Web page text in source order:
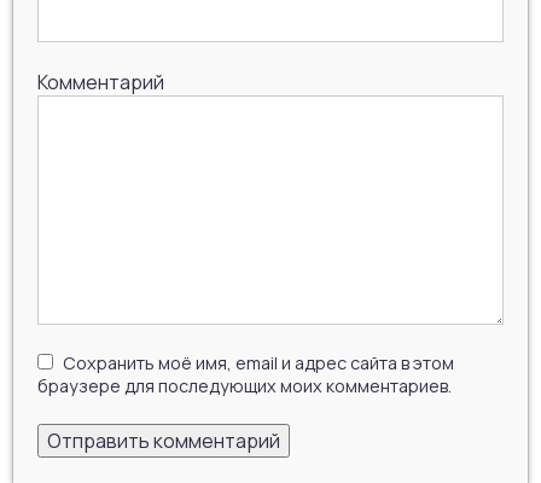
Комментарий
Сохранить моё имя, email и адрес сайта в этом
браузере для последующих моих комментариев.